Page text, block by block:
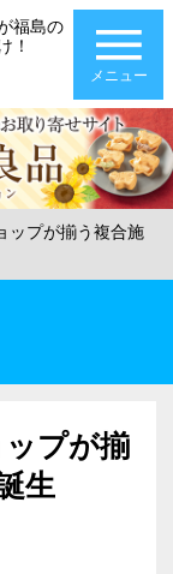
福島の
！
メニュー
ップが揃う複合施
プが揃
生